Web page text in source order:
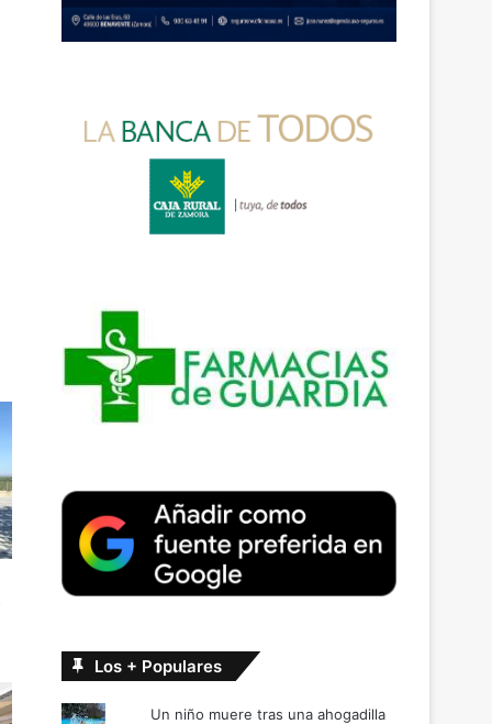
Los + Populares
Un niño muere tras una ahogadilla